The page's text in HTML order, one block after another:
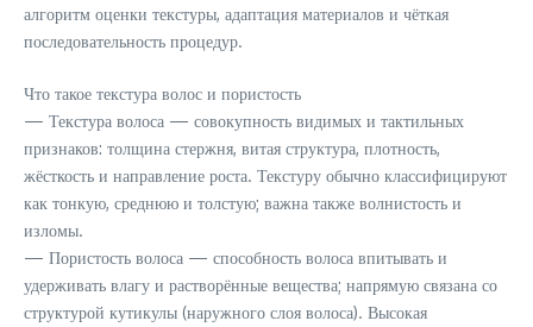
алгоритм оценки текстуры, адаптация материалов и чёткая
последовательность процедур.
Что такое текстура волос и пористость
— Текстура волоса — совокупность видимых и тактильных
признаков: толщина стержня, витая структура, плотность,
жёсткость и направление роста. Текстуру обычно классифицируют
как тонкую, среднюю и толстую; важна также волнистость и
изломы.
— Пористость волоса — способность волоса впитывать и
удерживать влагу и растворённые вещества; напрямую связана со
структурой кутикулы (наружного слоя волоса). Высокая